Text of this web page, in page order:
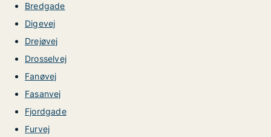
Bredgade
Digevej
Drejøvej
Drosselvej
Fanøvej
Fasanvej
Fjordgade
Furvej